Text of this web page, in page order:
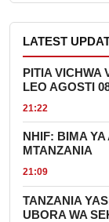
LATEST
PITIA VICHWA
LEO AGOSTI
21:22
NHIF: BIMA
MTANZANIA
21:09
TANZANIA
UBORA WA